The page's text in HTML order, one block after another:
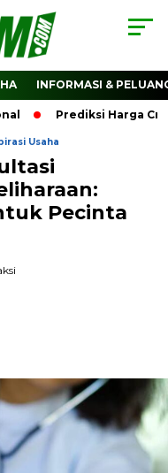
INFORMASI &
Prediksi Harga
Usaha
Pecinta